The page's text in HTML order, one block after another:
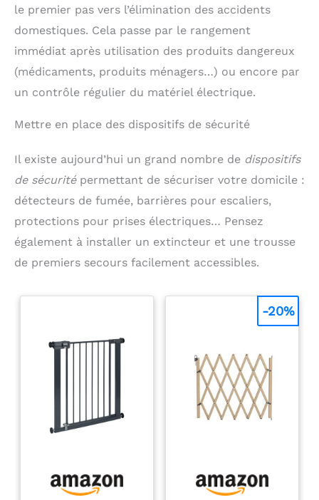
vous ne remarquerez
même pas leur présence
! Coin de meuble
vos meubles tout en
conservant son aspect
d'origine. Nous
recherchons la plus
meilleur service pour
100%. Si vous recevez un
défectueux, vous pouvez
le retourner sans
restriction et le faire
remplacer gratuitement.
pouvez les retourner sans restriction et les
remplacer gratuitement.
le premier pas vers l’élimination des accidents
domestiques. Cela passe par le rangement
immédiat après utilisation des produits dangereux
(médicaments, produits ménagers…) ou encore par
un contrôle régulier du matériel électrique.
Mettre en place des dispositifs de sécurité
Il existe aujourd’hui un grand nombre de dispositifs
de sécuritépermettant de sécuriser votre domicile :
détecteurs de fumée, barrières pour escaliers,
protections pour prises électriques… Pensez
également à installer un extincteur et une trousse
de premiers secours facilement accessibles.
-20%